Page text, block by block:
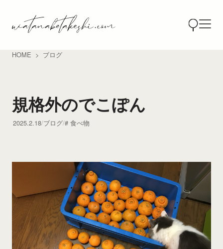
HOME ブログ
規格外のでこぽん
2025.2.18 ブログ 食べ物